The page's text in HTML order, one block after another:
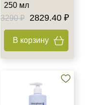
250 мл
3290 ₽
2829.40 ₽
В корзину